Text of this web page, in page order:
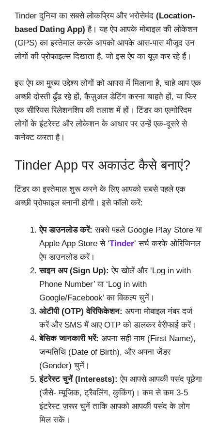
Tinder दुनिया का सबसे लोकप्रिय और भरोसेमंद (Location-
based Dating App) है। यह ऐप आपके मोबाइल की लोकेशन
(GPS) का इस्तेमाल करके आपको आपके आस-पास मौजूद उन
लोगों की प्रोफाइल्स दिखाता है, जो इस ऐप का यूज़ कर रहे हैं।
इस ऐप का मुख्य उद्देश्य लोगों को आपस में मिलाना है, चाहे आप एक
अच्छी दोस्ती ढूँढ रहे हों, कैज़ुअल डेटिंग करना चाहते हों, या फिर
एक सीरियस रिलेशनशिप की तलाश में हों। टिंडर का एल्गोरिदम
लोगों के इंटरेस्ट और लोकेशन के आधार पर उन्हें एक-दूसरे से
कनेक्ट करता है।
Tinder App पर अकाउंट कैसे बनाएं?
टिंडर का इस्तेमाल शुरू करने के लिए आपको सबसे पहले एक
अच्छी प्रोफाइल बनानी होगी। इसे फॉलो करें:
ऐप डाउनलोड करें: सबसे पहले Google Play Store या
Apple App Store से ‘Tinder‘ सर्च करके ओरिजिनल
ऐप डाउनलोड करें।
साइन अप (Sign Up): ऐप खोलें और ‘Log in with
Phone Number’ या ‘Log in with
Google/Facebook’ का विकल्प चुनें।
ओटीपी (OTP) वेरिफिकेशन: अपना मोबाइल नंबर दर्ज
करें और SMS में आए OTP को डालकर वेरीफाई करें।
बेसिक जानकारी भरें: अपना सही नाम (First Name),
जन्मतिथि (Date of Birth), और अपना जेंडर
(Gender) चुनें।
इंटरेस्ट चुनें (Interests): ऐप आपसे आपकी पसंद पूछेगा
(जैसे- म्यूजिक, ट्रैवलिंग, कुकिंग)। कम से कम 3-5
इंटरेस्ट ज़रूर चुनें ताकि आपको आपकी पसंद के लोग
मिल सकें।